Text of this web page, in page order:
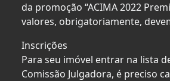
da promoção “ACIMA 2022
valores, obrigatoriamente,
Inscrições
Para seu imóvel entrar na lista
Comissão Julgadora, é preciso